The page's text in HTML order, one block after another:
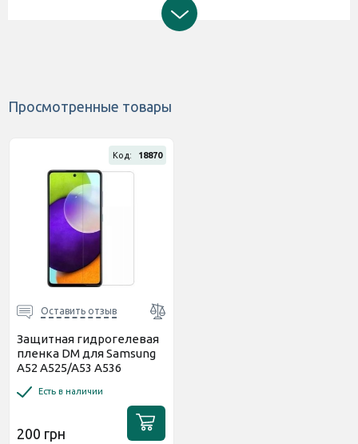
Просмотренные товары
Код: 18870
Оставить отзыв
Защитная гидрогелевая
пленка DM для Samsung
A52 A525/A53 A536
Есть в наличии
200 грн